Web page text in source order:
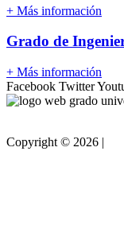
+ Más información
Grado de
+ Más información
Facebook Twitter
Copyright © 2026 |